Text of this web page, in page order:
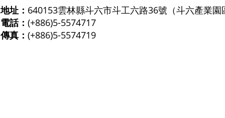
地址： 640153雲林縣斗六市斗工六路36號（斗六產業園
電話： (+886)5-5574717
傳真： (+886)5-5574719